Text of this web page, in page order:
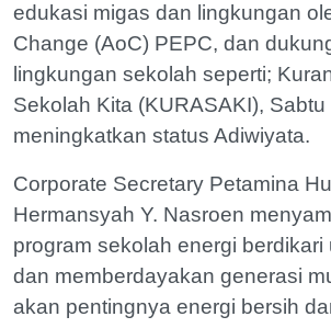
edukasi migas dan lingkungan
Change (AoC) PEPC, dan
lingkungan sekolah seperti;
Sekolah Kita (KURASAKI),
meningkatkan status Adiwiyata.
Corporate Secretary Petamina
Hermansyah Y. Nasroen
program sekolah energi
dan memberdayakan generasi
akan pentingnya energi bersih